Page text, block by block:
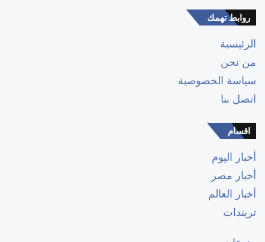
روابط تهمك
الرئيسية
من نحن
سياسة الخصوصية
اتصل بنا
اقسام
أخبار اليوم
أخبار مصر
أخبار العالم
تريندات